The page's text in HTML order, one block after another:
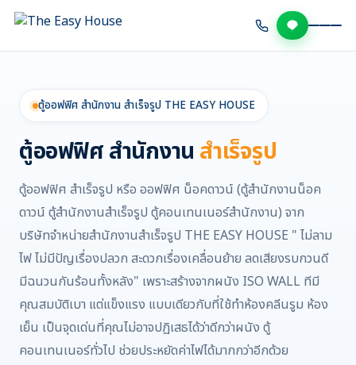
ตู้ออฟฟิศ สำนักงาน สำเร็จรูป THE EASY HOUSE
ตู้ออฟฟิศ สำนักงาน สำเร็จรูป
ตู้ออฟฟิศ สำเร็จรูป หรือ ออฟฟิศ น็อคดาวน์ (ตู้สำนักงานน็อค
ดาวน์ ตู้สำนักงานสำเร็จรูป ตู้คอนเทนเนอร์สำนักงาน) จาก
บริษัทจำหน่ายสำนักงานสำเร็จรูป THE EASY HOUSE " ไม่ลาม
ไฟ ไม่มีปัญเรื่องปลวก สะดวกเรื่องเคลื่อนย้าย ลดเสียงรบกวนดี
มีฉนวนกันร้อนทั้งหลัง" เพราะสร้างจากผนัง ISO WALL ทีมี
คุณสมบัติเบา แต่แข็งแรง แบบเดียวกับที่ใช้ทำห้องคลีนรูม ห้อง
เย็น เป็นจุดเด่นที่คุณไม่อาจปฏิเสธได้ว่าดีกว่าผนัง ตู้
คอนเทนเนอร์ทั่วไป ช่วยประหยัดค่าไฟได้มากกว่าอีกด้วย